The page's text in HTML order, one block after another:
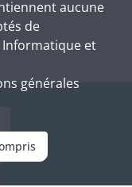
aucune
de
Informatique et
générales